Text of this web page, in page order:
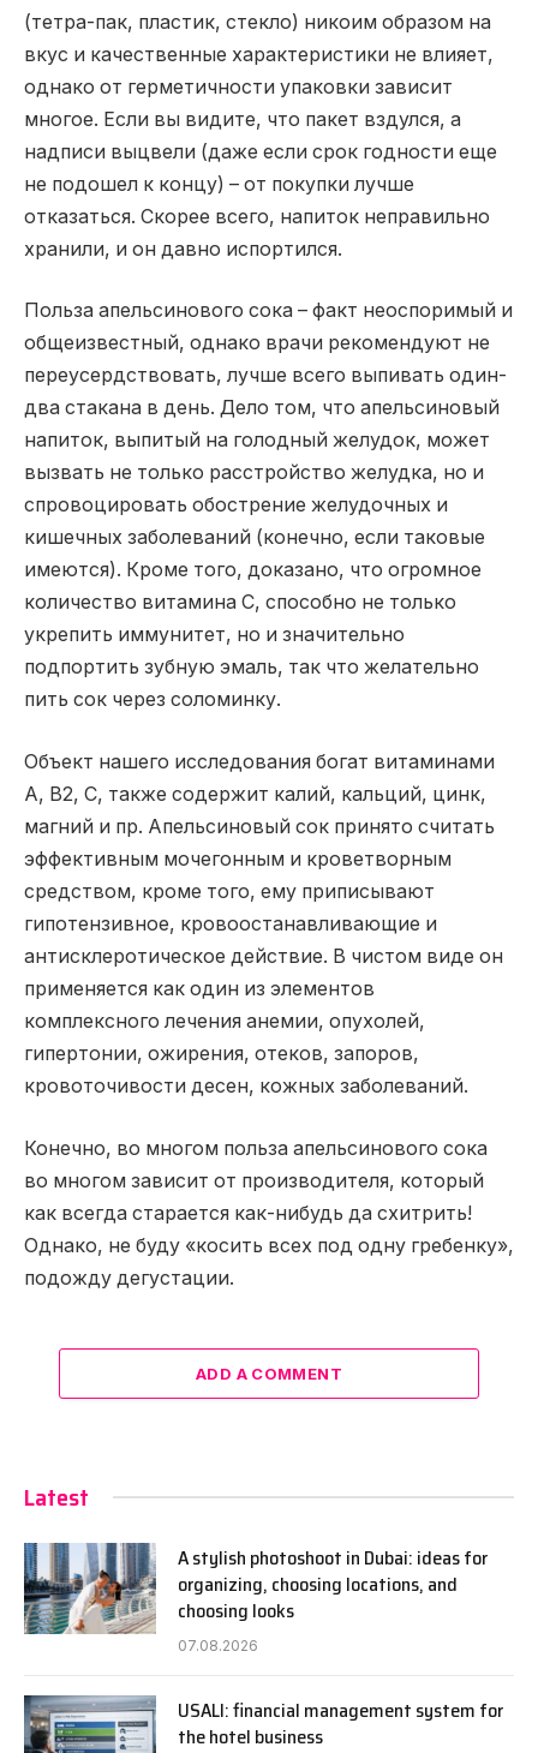
(тетра-пак, пластик, стекло) никоим образом на
вкус и качественные характеристики не влияет,
однако от герметичности упаковки зависит
многое. Если вы видите, что пакет вздулся, а
надписи выцвели (даже если срок годности еще
не подошел к концу) – от покупки лучше
отказаться. Скорее всего, напиток неправильно
хранили, и он давно испортился.
Польза апельсинового сока – факт неоспоримый и
общеизвестный, однако врачи рекомендуют не
переусердствовать, лучше всего выпивать один-
два стакана в день. Дело том, что апельсиновый
напиток, выпитый на голодный желудок, может
вызвать не только расстройство желудка, но и
спровоцировать обострение желудочных и
кишечных заболеваний (конечно, если таковые
имеются). Кроме того, доказано, что огромное
количество витамина С, способно не только
укрепить иммунитет, но и значительно
подпортить зубную эмаль, так что желательно
пить сок через соломинку.
Объект нашего исследования богат витаминами
А, В2, С, также содержит калий, кальций, цинк,
магний и пр. Апельсиновый сок принято считать
эффективным мочегонным и кроветворным
средством, кроме того, ему приписывают
гипотензивное, кровоостанавливающие и
антисклеротическое действие. В чистом виде он
применяется как один из элементов
комплексного лечения анемии, опухолей,
гипертонии, ожирения, отеков, запоров,
кровоточивости десен, кожных заболеваний.
Конечно, во многом польза апельсинового сока
во многом зависит от производителя, который
как всегда старается как-нибудь да схитрить!
Однако, не буду «косить всех под одну гребенку»,
подожду дегустации.
ADD A COMMENT
Latest
A stylish photoshoot in Dubai: ideas for
organizing, choosing locations, and
choosing looks
07.08.2026
USALI: financial management system for
the hotel business